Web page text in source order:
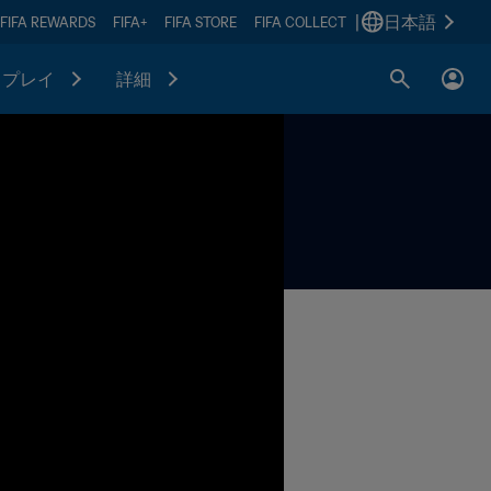
FIFA REWARDS FIFA+ FIFA STORE FIFA COLLECT 日本語
プレイ 詳細